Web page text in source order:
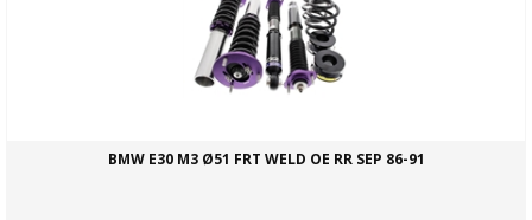
BMW E30 M3 Ø51 FRT WELD OE RR SEP 86-91